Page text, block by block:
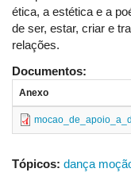
ética, a estética e a
de ser, estar, criar e
relações.
Documentos:
Anexo
Tópicos: dança